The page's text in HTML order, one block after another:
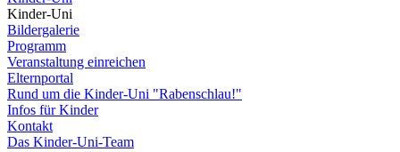
Kinder-Uni
Bildergalerie
Programm
Veranstaltung einreichen
Elternportal
Rund um die Kinder-Uni "Rabenschlau!"
Infos für Kinder
Kontakt
Das Kinder-Uni-Team